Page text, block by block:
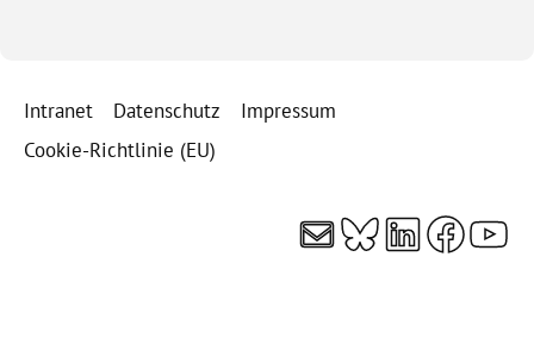
Intranet Datenschutz
Impressum
Cookie-Richtlinie (EU)
E-MailBluesky